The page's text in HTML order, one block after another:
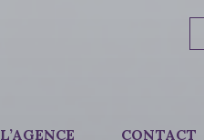
L’AGENCE CONTACT